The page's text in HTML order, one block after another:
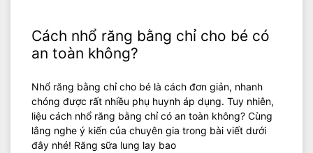
Cách nhổ răng bằng chỉ cho bé có
an toàn không?
Nhổ răng bằng chỉ cho bé là cách đơn giản, nhanh
chóng được rất nhiều phụ huynh áp dụng. Tuy nhiên,
liệu cách nhổ răng bằng chỉ có an toàn không? Cùng
lắng nghe ý kiến của chuyên gia trong bài viết dưới
đây nhé! Răng sữa lung lay bao